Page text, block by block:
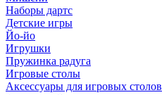
Наборы дартс
Детские игры
Йо-йо
Игрушки
Пружинка радуга
Игровые столы
Аксессуары для игровых столов